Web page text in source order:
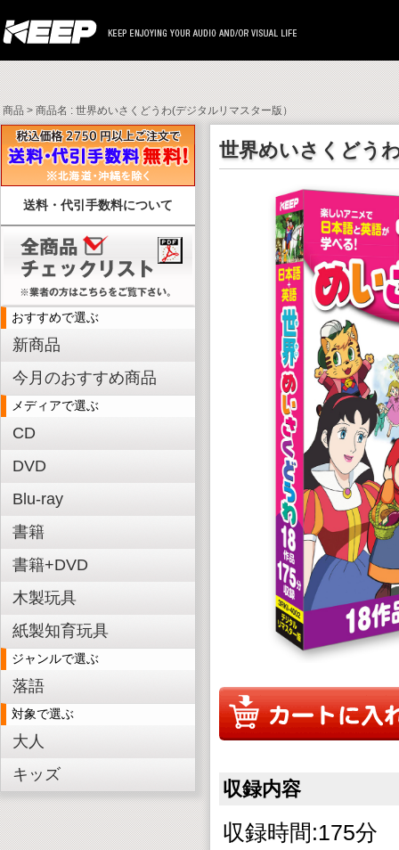
商品 > 商品名 : 世界めいさくどうわ(デジタルリマスター版）
送料・代引手数料について
おすすめで選ぶ
新商品
今月のおすすめ商品
メディアで選ぶ
CD
DVD
Blu-ray
書籍
書籍+DVD
木製玩具
紙製知育玩具
ジャンルで選ぶ
落語
対象で選ぶ
大人
キッズ
世界めいさくどう
収録内容
収録時間:175分